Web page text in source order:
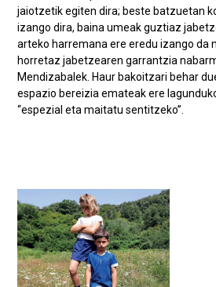
jaiotzetik egiten dira; beste batzuetan
izango dira, baina umeak guztiaz
arteko harremana ere eredu izango da
horretaz jabetzearen garrantzia
Mendizabalek. Haur bakoitzari behar
espazio bereizia emateak ere
“espezial eta maitatu sentitzeko”.